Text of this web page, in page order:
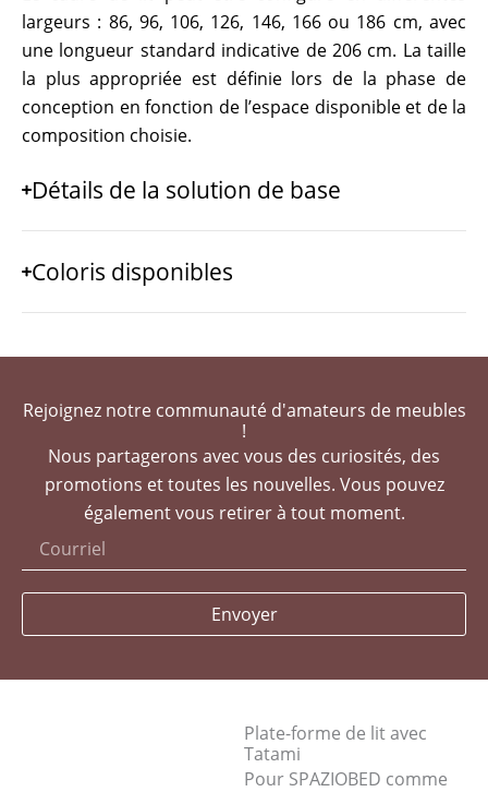
largeurs : 86, 96, 106, 126, 146, 166 ou 186 cm, avec
une longueur standard indicative de 206 cm. La taille
la plus appropriée est définie lors de la phase de
conception en fonction de l’espace disponible et de la
composition choisie.
Détails de la solution de base
Coloris disponibles
Rejoignez notre communauté d'amateurs de meubles
!
Nous partagerons avec vous des curiosités, des
promotions et toutes les nouvelles. Vous pouvez
également vous retirer à tout moment.
Envoyer
Plate-forme de lit avec
Tatami
Pour SPAZIOBED comme